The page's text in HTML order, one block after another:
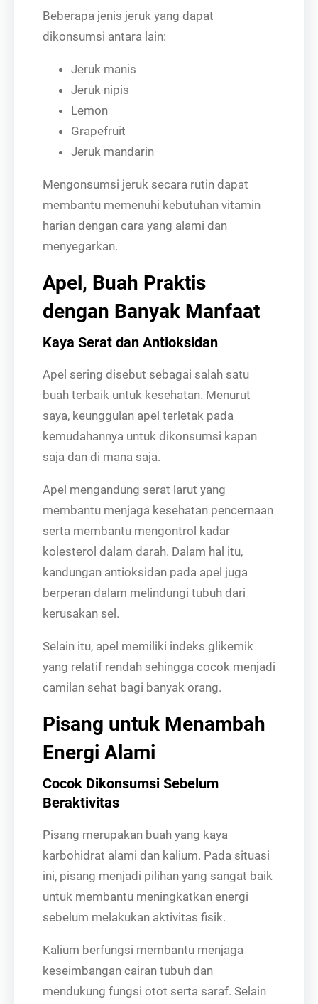
Beberapa jenis jeruk yang dapat
dikonsumsi antara lain:
Jeruk manis
Jeruk nipis
Lemon
Grapefruit
Jeruk mandarin
Mengonsumsi jeruk secara rutin dapat
membantu memenuhi kebutuhan vitamin
harian dengan cara yang alami dan
menyegarkan.
Apel, Buah Praktis
dengan Banyak Manfaat
Kaya Serat dan Antioksidan
Apel sering disebut sebagai salah satu
buah terbaik untuk kesehatan. Menurut
saya, keunggulan apel terletak pada
kemudahannya untuk dikonsumsi kapan
saja dan di mana saja.
Apel mengandung serat larut yang
membantu menjaga kesehatan pencernaan
serta membantu mengontrol kadar
kolesterol dalam darah. Dalam hal itu,
kandungan antioksidan pada apel juga
berperan dalam melindungi tubuh dari
kerusakan sel.
Selain itu, apel memiliki indeks glikemik
yang relatif rendah sehingga cocok menjadi
camilan sehat bagi banyak orang.
Pisang untuk Menambah
Energi Alami
Cocok Dikonsumsi Sebelum
Beraktivitas
Pisang merupakan buah yang kaya
karbohidrat alami dan kalium. Pada situasi
ini, pisang menjadi pilihan yang sangat baik
untuk membantu meningkatkan energi
sebelum melakukan aktivitas fisik.
Kalium berfungsi membantu menjaga
keseimbangan cairan tubuh dan
mendukung fungsi otot serta saraf. Selain